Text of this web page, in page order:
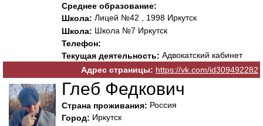
Среднее образование:
Школа: Лицей №42 , 1998 Иркутск
Школа: Школа №7 Иркутск
Телефон:
Текущая деятельность: Адвокатский кабинет
Адрес страницы: https://vk.com/id309492282
Глеб Федкович
Страна проживания: Россия
Город: Иркутск